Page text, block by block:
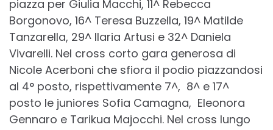
piazza per Giulia Macchi, 11^ Rebecca
Borgonovo, 16^ Teresa Buzzella, 19^ Matilde
Tanzarella, 29^ Ilaria Artusi e 32^ Daniela
Vivarelli. Nel cross corto gara generosa di
Nicole Acerboni che sfiora il podio piazzandosi
al 4° posto, rispettivamente 7^, 8^ e 17^
posto le juniores Sofia Camagna, Eleonora
Gennaro e Tarikua Majocchi. Nel cross lungo